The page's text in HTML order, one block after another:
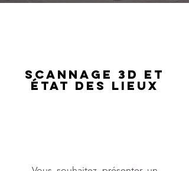
SCANNAGE 3D ET
ÉTAT DES LIEUX